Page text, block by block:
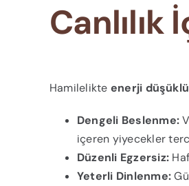
Hamilelikte enerji
Dengeli Beslenme:
içeren yiyecekler
Düzenli Egzersiz:
Yeterli Dinlenme: